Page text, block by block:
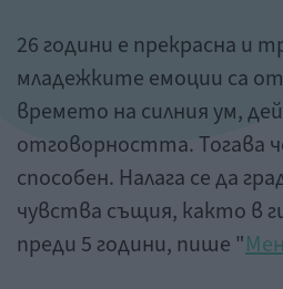
26 години е прекрасна и
младежките емоции са
времето на силния ум,
отговорността. Тогава
способен. Налага се да
чувства същия, както в
преди 5 години, пише "